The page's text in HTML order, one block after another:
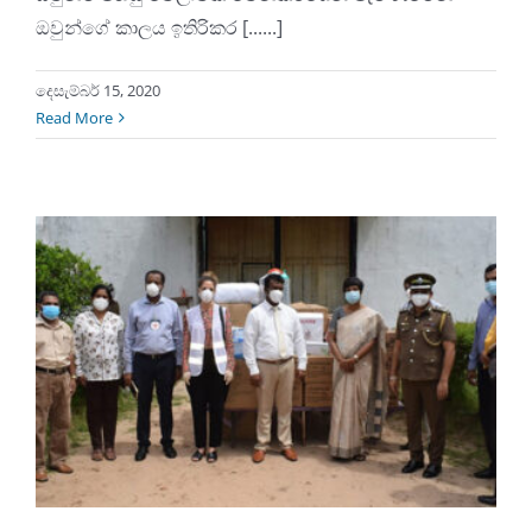
ඔවුන්ගේ කාලය ඉතිරිකර [......]
දෙසැම්බර් 15, 2020
Read More